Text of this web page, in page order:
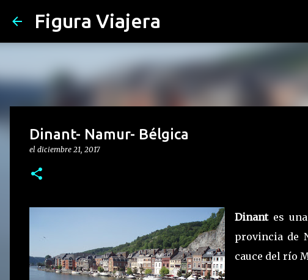
Figura Viajera
Dinant- Namur- Bélgica
el diciembre 21, 2017
Dinantes una
provincia de
cauce del río